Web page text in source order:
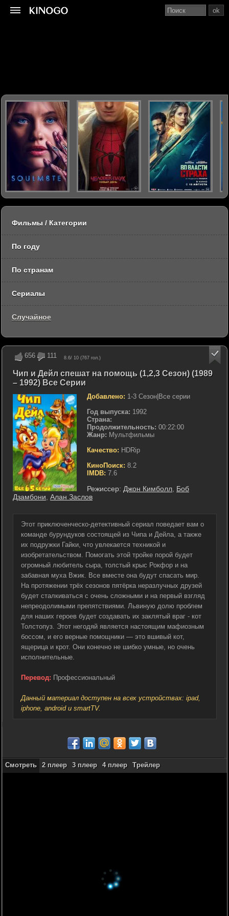
656 111 8.6/ 10 (767 гол.)
Чип и Дейл спешат на помощь (1,2,3 Сезон) (1989
– 1992) Все Серии
Добавлено: 1-3 Сезон|Все серии
Год выпуска: 1992
Страна:
Продолжительность: 00:22:00
Жанр: Мультфильмы
Качество: HDRip
КиноПоиск: 8.2
IMDB: 7.6
Режиссер: Джон Кимболл Боб
Дзамбони Алан Заслов
Этот приключенческо-детективный сериал поведает вам о
команде бурундуков состоящей из Чипа и Дейла, а также
их подружки Гайки, что увлекается техникой и
изобретательством. Помогать этой тройке порой будет
огромный любитель сыра, толстый крыс Рокфор и на
забавная муха Вжик. Все вместе она будут спасать мир.
На протяжении трёх сезонов пятёрка неразлучных друзей
будет сталкиваться с очень сложными и на первый взгляд
непреодолимыми препятствиями. Львиную долю проблем
для наших героев будет создавать их заклятый враг - кот
Толстопуз. Этот негодяй является настоящим мафиозным
боссом, и его верные помощники — это вшивый кот,
ящерица и крот. Они конечно не шибко умные, но очень
исполнительные.
Перевод: Профессиональный
Данный материал доступен на всех устройствах: ipad,
iphone, android и smartTV.
Смотреть 2 плеер 3 плеер 4 плеер Трейлер
ok
Фильмы / Категории
По году
По странам
Сериалы
Случайное